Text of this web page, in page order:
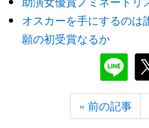
オスカーを手にするのは
願の初受賞なるか
« 前の記事